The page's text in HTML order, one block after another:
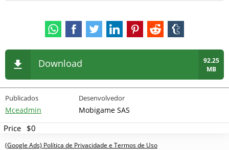
Download
92.25
MB
Publicados
Mceadmin
Desenvolvedor
Mobigame SAS
Price $0
(Google Ads) Política de Privacidade e Termos de Uso